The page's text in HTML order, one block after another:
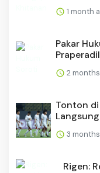
1 month
Pakar
2
Tonton
3
Rigen: